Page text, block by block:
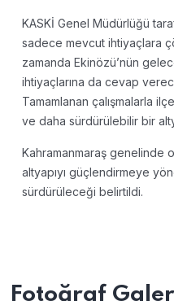
KASKİ Genel Müdürlüğü
sadece mevcut ihtiyaçlara
zamanda Ekinözü’nün
ihtiyaçlarına da cevap
Tamamlanan çalışmalarla
ve daha sürdürülebilir bir
Kahramanmaraş genelinde
altyapıyı güçlendirmeye
sürdürüleceği belirtildi.
Fotoğraf